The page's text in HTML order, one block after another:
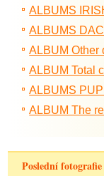
ALBUMS
ALBUMS
ALBUM Other
ALBUM Total
ALBUMS
ALBUM The
Poslední fotografie